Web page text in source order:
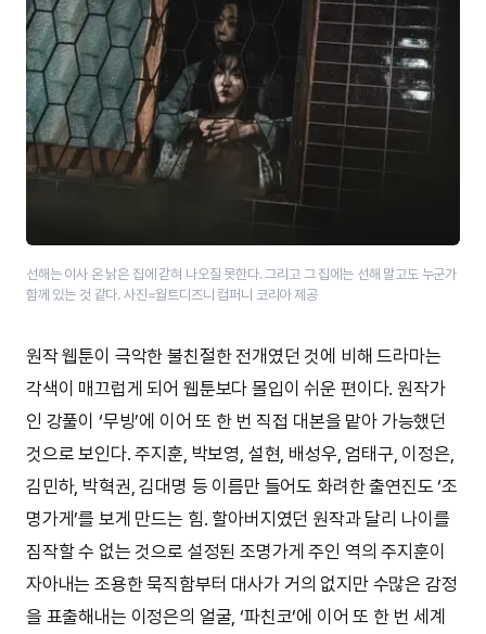
선해는 이사 온 낡은 집에 갇혀 나오질 못한다. 그리고 그 집에는 선해 말고도 누군가
함께 있는 것 같다. 사진=월트디즈니 컴퍼니 코리아 제공
원작 웹툰이 극악한 불친절한 전개였던 것에 비해 드라마는
각색이 매끄럽게 되어 웹툰보다 몰입이 쉬운 편이다. 원작가
인 강풀이 ‘무빙’에 이어 또 한 번 직접 대본을 맡아 가능했던
것으로 보인다. 주지훈, 박보영, 설현, 배성우, 엄태구, 이정은,
김민하, 박혁권, 김대명 등 이름만 들어도 화려한 출연진도 ‘조
명가게’를 보게 만드는 힘. 할아버지였던 원작과 달리 나이를
짐작할 수 없는 것으로 설정된 조명가게 주인 역의 주지훈이
자아내는 조용한 묵직함부터 대사가 거의 없지만 수많은 감정
을 표출해내는 이정은의 얼굴, ‘파친코’에 이어 또 한 번 세계